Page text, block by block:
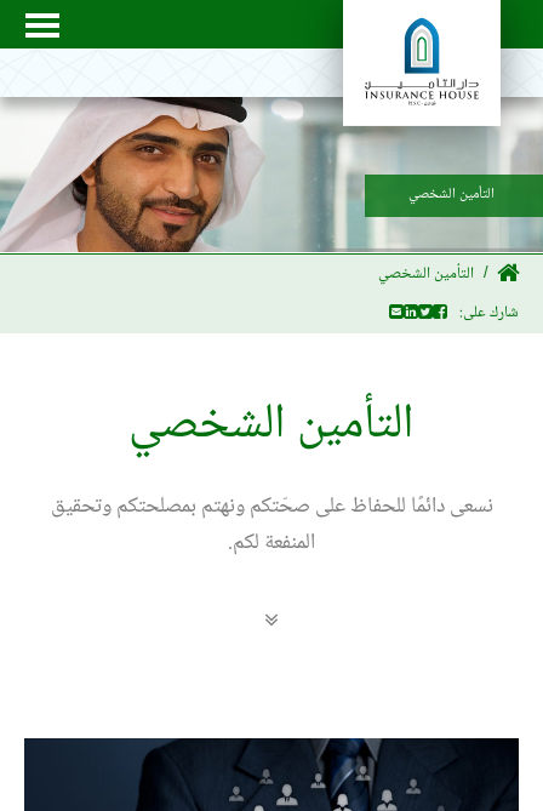
التأمين الشخصي
التأمين الشخصي
شارك على:
التأمين الشخصي
نسعى دائمًا للحفاظ على صحّتكم ونهتم بمصلحتكم وتحقيق
المنفعة لكم.